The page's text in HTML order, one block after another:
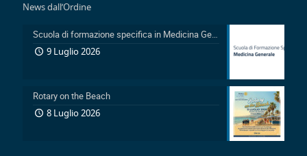
News dall’Ordine
Scuola di formazione specifica in Medicina Generale 2026-2029: Pubblicazione avviso accesso in sovrannumero legge 401/2000 e avviso accesso degli Ufficiali Medici
9 Luglio 2026
Rotary on the Beach
8 Luglio 2026